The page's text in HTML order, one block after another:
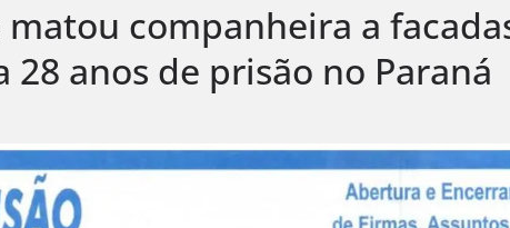
companheira a
28 anos de prisão no Paraná